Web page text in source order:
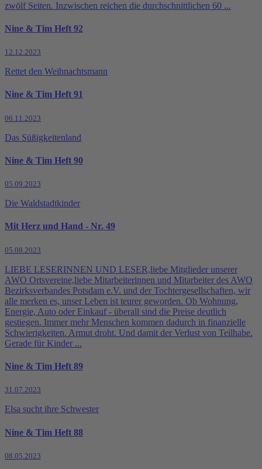
zwölf Seiten. Inzwischen reichen die durchschnittlichen 60 ...
Nine & Tim Heft 92
12.12.2023
Rettet den Weihnachtsmann
Nine & Tim Heft 91
06.11.2023
Das Süßigkeitenland
Nine & Tim Heft 90
05.09.2023
Die Waldstadtkinder
Mit Herz und Hand - Nr. 49
05.08.2023
LIEBE LESERINNEN UND LESER,liebe Mitglieder unserer
AWO Ortsvereine,liebe Mitarbeiterinnen und Mitarbeiter des AWO
Bezirksverbandes Potsdam e.V. und der Tochtergesellschaften, wir
alle merken es, unser Leben ist teurer geworden. Ob Wohnung,
Energie, Auto oder Einkauf - überall sind die Preise deutlich
gestiegen. Immer mehr Menschen kommen dadurch in finanzielle
Schwierigkeiten. Armut droht. Und damit der Verlust von Teilhabe.
Gerade für Kinder ...
Nine & Tim Heft 89
31.07.2023
Elsa sucht ihre Schwester
Nine & Tim Heft 88
08.05.2023